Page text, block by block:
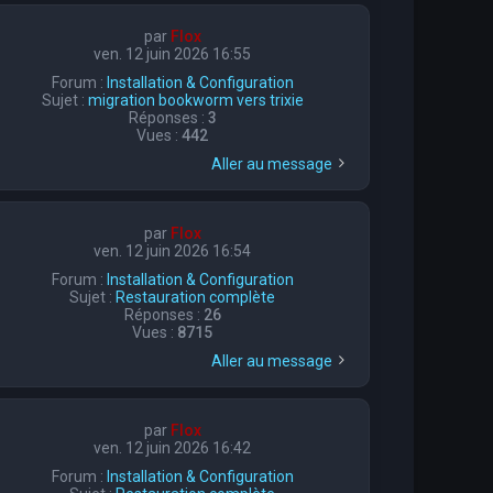
par Flox
ven. 12 juin 2026 16:55
Forum : Installation & Configuration
Sujet : migration bookworm vers trixie
Réponses : 3
Vues :442
Aller au message
par Flox
ven. 12 juin 2026 16:54
Forum : Installation & Configuration
Sujet :Restauration complète
Réponses : 26
Vues : 8715
Aller au message
par Flox
ven. 12 juin 2026 16:42
Forum : Installation & Configuration